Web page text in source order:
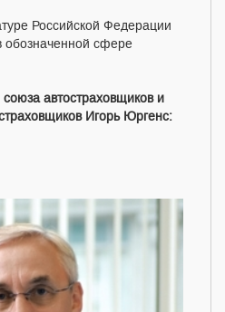
Российской Федерации
обозначенной сфере
автостраховщиков и
Игорь Юргенс: